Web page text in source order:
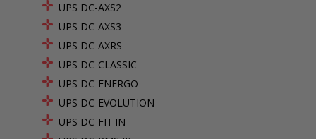
UPS DC-AXS2
UPS DC-AXS3
UPS DC-AXRS
UPS DC-CLASSIC
UPS DC-ENERGO
UPS DC-EVOLUTION
UPS DC-FIT'IN